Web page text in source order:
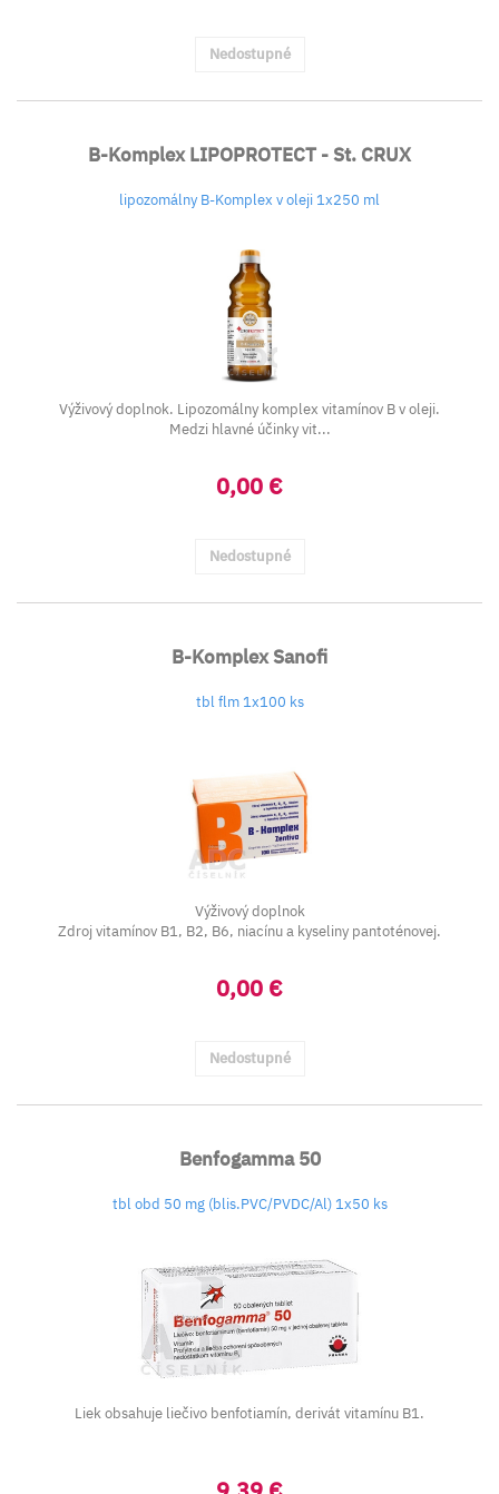
Nedostupné
B-Komplex LIPOPROTECT - St. CRUX
lipozomálny B-Komplex v oleji 1x250 ml
Výživový doplnok. Lipozomálny komplex vitamínov B v oleji.
Medzi hlavné účinky vit...
0,00 €
Nedostupné
B-Komplex Sanofi
tbl flm 1x100 ks
Výživový doplnok
Zdroj vitamínov B1, B2, B6, niacínu a kyseliny pantoténovej.
0,00 €
Nedostupné
Benfogamma 50
tbl obd 50 mg (blis.PVC/PVDC/Al) 1x50 ks
Liek obsahuje liečivo benfotiamín, derivát vitamínu B1.